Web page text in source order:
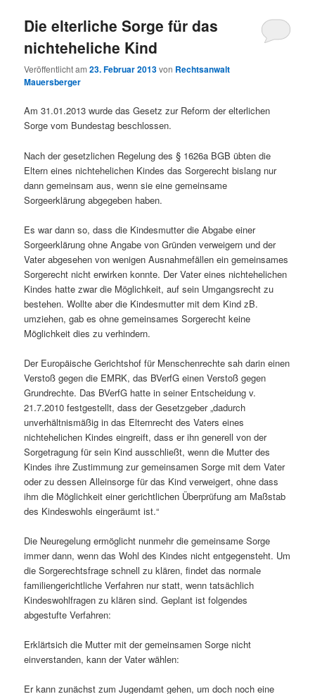
Die elterliche Sorge für das
nichteheliche Kind
Veröffentlicht am23. Februar 2013von Rechtsanwalt
Mauersberger
Am 31.01.2013 wurde das Gesetz zur Reform der elterlichen
Sorge vom Bundestag beschlossen.
Nach der gesetzlichen Regelung des § 1626a BGB übten die
Eltern eines nichtehelichen Kindes das Sorgerecht bislang nur
dann gemeinsam aus, wenn sie eine gemeinsame
Sorgeerklärung abgegeben haben.
Es war dann so, dass die Kindesmutter die Abgabe einer
Sorgeerklärung ohne Angabe von Gründen verweigern und der
Vater abgesehen von wenigen Ausnahmefällen ein gemeinsames
Sorgerecht nicht erwirken konnte. Der Vater eines nichtehelichen
Kindes hatte zwar die Möglichkeit, auf sein Umgangsrecht zu
bestehen. Wollte aber die Kindesmutter mit dem Kind zB.
umziehen, gab es ohne gemeinsames Sorgerecht keine
Möglichkeit dies zu verhindern.
Der Europäische Gerichtshof für Menschenrechte sah darin einen
Verstoß gegen die EMRK, das BVerfG einen Verstoß gegen
Grundrechte. Das BVerfG hatte in seiner Entscheidung v.
21.7.2010 festgestellt, dass der Gesetzgeber „dadurch
unverhältnismäßig in das Elternrecht des Vaters eines
nichtehelichen Kindes eingreift, dass er ihn generell von der
Sorgetragung für sein Kind ausschließt, wenn die Mutter des
Kindes ihre Zustimmung zur gemeinsamen Sorge mit dem Vater
oder zu dessen Alleinsorge für das Kind verweigert, ohne dass
ihm die Möglichkeit einer gerichtlichen Überprüfung am Maßstab
des Kindeswohls eingeräumt ist.“
Die Neuregelung ermöglicht nunmehr die gemeinsame Sorge
immer dann, wenn das Wohl des Kindes nicht entgegensteht. Um
die Sorgerechtsfrage schnell zu klären, findet das normale
familiengerichtliche Verfahren nur statt, wenn tatsächlich
Kindeswohlfragen zu klären sind. Geplant ist folgendes
abgestufte Verfahren:
Erklärtsich die Mutter mit der gemeinsamen Sorge nicht
einverstanden, kann der Vater wählen:
Er kann zunächst zum Jugendamt gehen, um doch noch eine